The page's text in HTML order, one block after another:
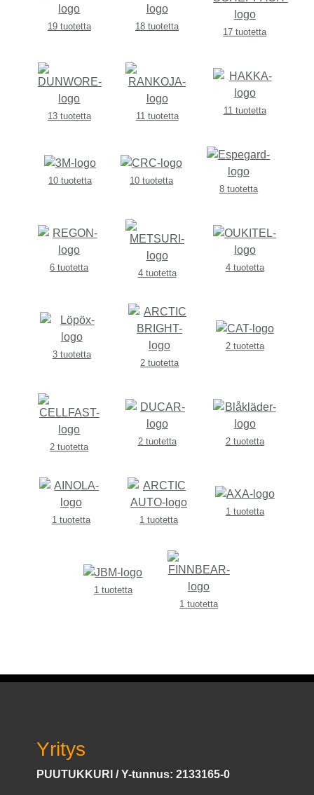
19 tuotetta 18 tuotetta
17 tuotetta
13 tuotetta 11 tuotetta
11 tuotetta
10 tuotetta
10 tuotetta
8 tuotetta
6 tuotetta
4 tuotetta
4 tuotetta
3 tuotetta
2 tuotetta
2 tuotetta
2 tuotetta
2 tuotetta 2 tuotetta
1 tuotetta 1 tuotetta
1 tuotetta
1 tuotetta
1 tuotetta
Yritys
PUUTUKKURI / Y-tunnus: 2133165-0